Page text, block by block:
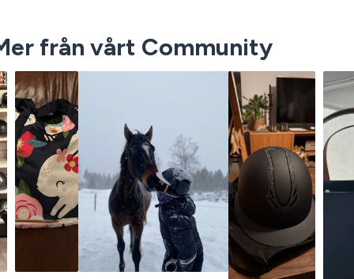
från vårt Community